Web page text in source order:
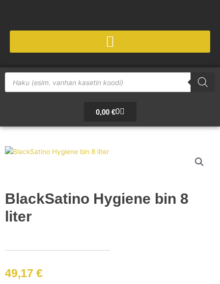
Products
search
0,00 €0
Cart
BlackSatino Hygiene bin 8
liter
49,17 €